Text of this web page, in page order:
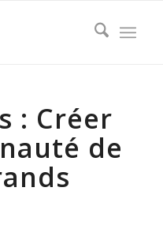
: Créer
de